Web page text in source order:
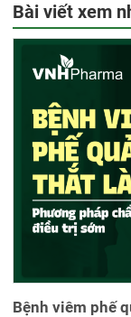
Bài viết xem
Bệnh viêm phế